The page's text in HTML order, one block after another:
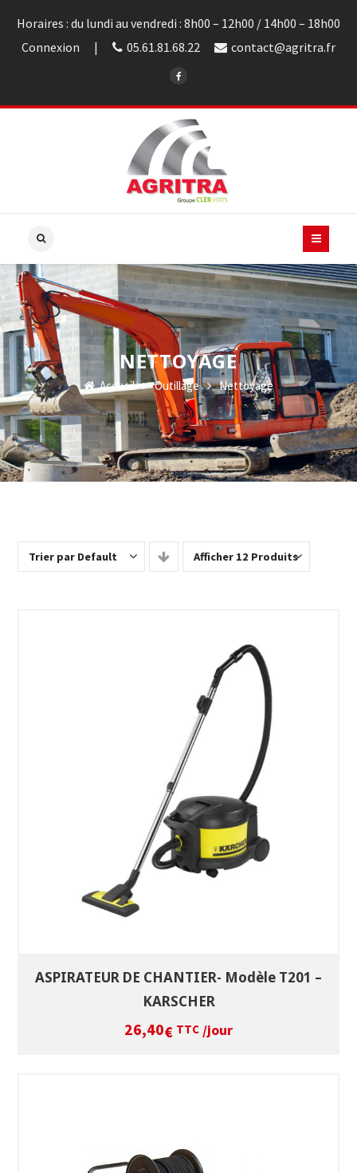
Horaires : du lundi au vendredi : 8h00 – 12h00 / 14h00 – 18h00
Connexion
05.61.81.68.22 contact@agritra.fr
NETTOYAGE
Accueil Outillage Nettoyage
Trier par Default Afficher 12 Produits
SÉLECTIONNEZ LES DATES
VOIR LE PRODUIT
ASPIRATEUR DE CHANTIER- Modèle T201 –
KARSCHER
26,40€ TTC /jour